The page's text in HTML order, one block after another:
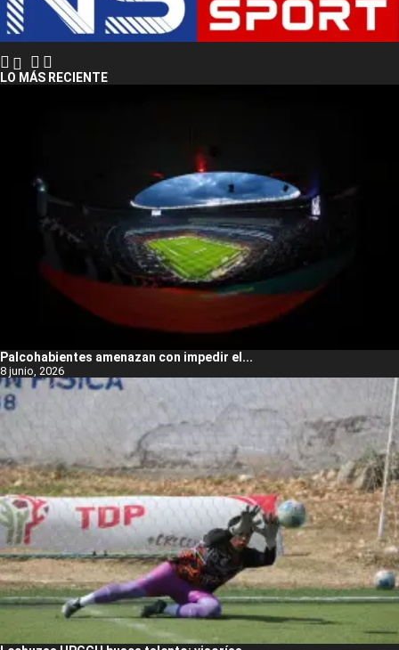
LO MÁS RECIENTE
Palcohabientes amenazan con impedir el...
8 junio, 2026